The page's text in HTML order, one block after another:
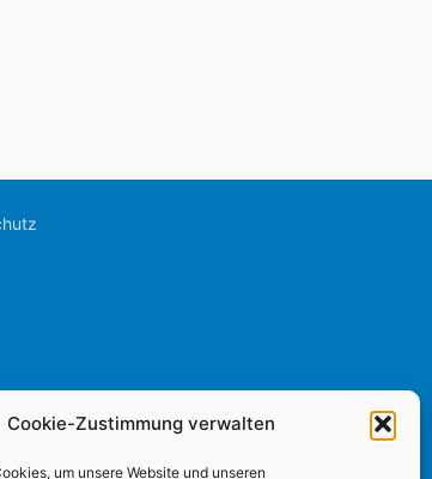
Cookie-Zustimmung verwalten
um unsere Website und unseren